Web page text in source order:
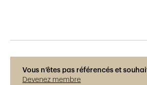
Vous n’êtes pas référencés et
Devenez membre